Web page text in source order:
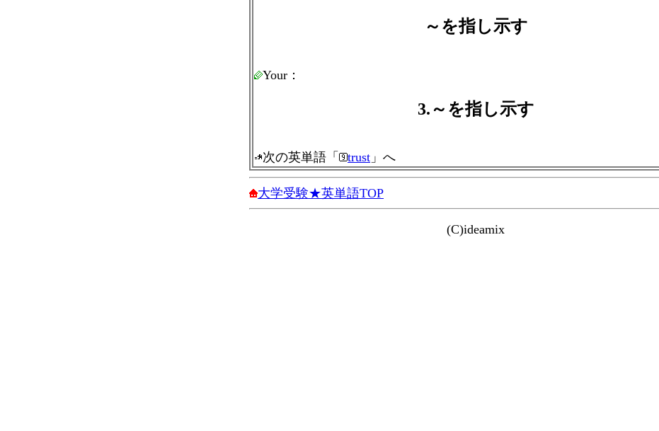
～を指し示す
Your：
3.～を指し示す
次の英単語「 trust 」へ
大学受験★英単語TOP
(C)ideamix